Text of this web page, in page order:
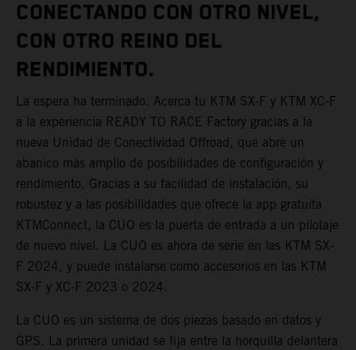
CONECTANDO CON OTRO NIVEL,
CON OTRO REINO DEL
RENDIMIENTO.
La espera ha terminado. Acerca tu KTM SX-F y KTM XC-F
a la experiencia READY TO RACE Factory gracias a la
nueva Unidad de Conectividad Offroad, que abre un
abanico más amplio de posibilidades de configuración y
rendimiento. Gracias a su facilidad de instalación, su
robustez y a las posibilidades que ofrece la app gratuita
KTMConnect, la CUO es la puerta de entrada a un pilotaje
de nuevo nivel. La CUO es ahora de serie en las KTM SX-
F 2024, y puede instalarse como accesorios en las KTM
SX-F y XC-F 2023 o 2024.
La CUO es un sistema de dos piezas basado en datos y
GPS. La primera unidad se fija entre la horquilla delantera